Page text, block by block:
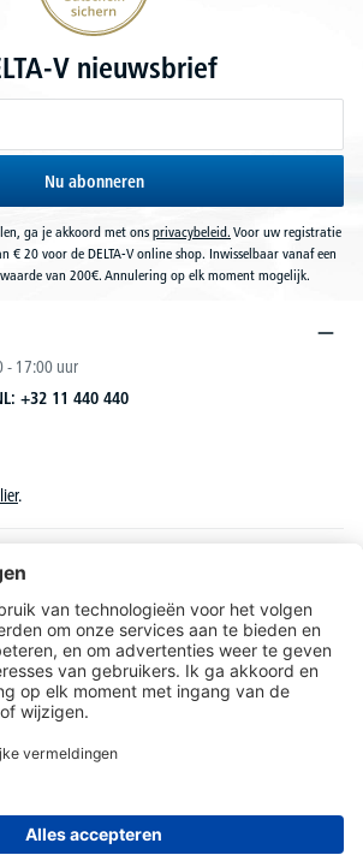
V nieuwsbrief
Nu abonneren
ga je akkoord met ons privacybeleid. Voor uw registratie
€ 20 voor de DELTA-V online shop. Inwisselbaar vanaf een
van 200€. Annulering op elk moment mogelijk.
- 17:00 uur
+32 11 440 440
.
en organisaties.